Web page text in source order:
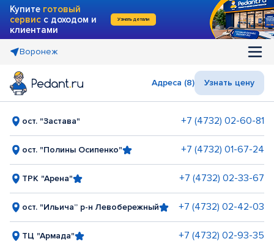
Купите готовый
сервис с доходом и
клиентами
Узнать детали
Воронеж
Адреса (8) Узнать цену
ост. "Застава" +7 (4732) 02-60-81
ост. "Полины Осипенко" +7 (4732) 01-67-24
ТРК "Арена" +7 (4732) 02-33-67
ост. "Ильича” р-н Левобережный +7 (4732) 02-42-03
ТЦ "Армада" +7 (4732) 02-93-35